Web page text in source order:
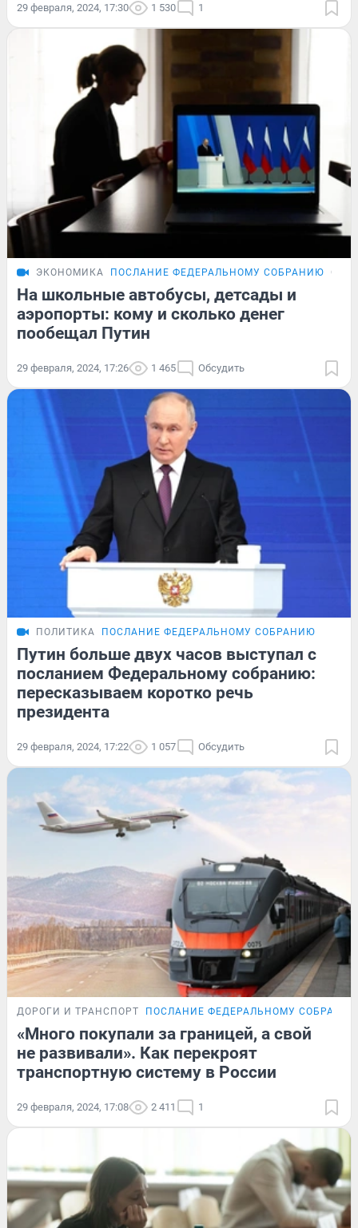
29 февраля, 2024, 17:30 1 530 1
ЭКОНОМИКА ПОСЛАНИЕ ФЕДЕРАЛЬНОМУ СОБРАНИЮ
На школьные автобусы, детсады и
аэропорты: кому и сколько денег
пообещал Путин
29 февраля, 2024, 17:26 1 465 Обсудить
ПОЛИТИКА ПОСЛАНИЕ ФЕДЕРАЛЬНОМУ СОБРАНИЮ
Путин больше двух часов выступал с
посланием Федеральному собранию:
пересказываем коротко речь
президента
29 февраля, 2024, 17:22 1 057 Обсудить
ДОРОГИ И ТРАНСПОРТ ПОСЛАНИЕ ФЕДЕРАЛЬНОМУ
«Много покупали за границей, а свой
не развивали». Как перекроят
транспортную систему в России
29 февраля, 2024, 17:08 2 411 1